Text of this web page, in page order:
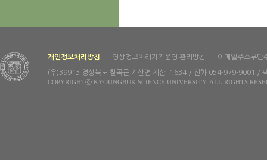
개인정보처리방침 영상정보처리기기운영·관리방침 이메일주소무단
(우)39913 경상북도 칠곡군 기산면 지산로 634 / 전화 054-979-9001 /
COPYRIGHTⓒ KYOUNGBUK SCIENCE UNIVERSITY. ALL RIGHTS